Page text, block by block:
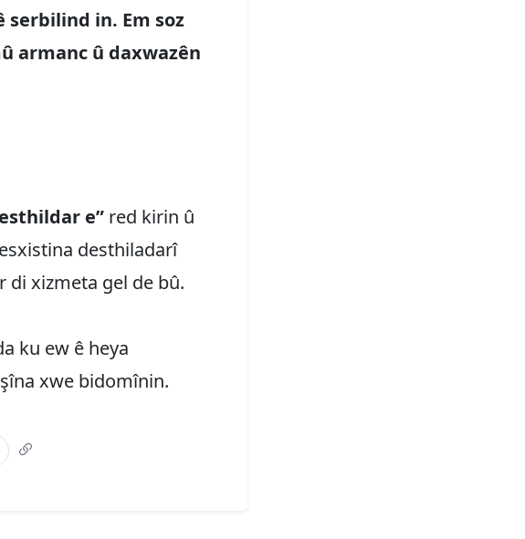
in. Em soz
armanc û daxwazên
e” red kirin û
desthiladarî
di xizmeta gel de bû.
ku ew ê heya
xwe bidomînin.